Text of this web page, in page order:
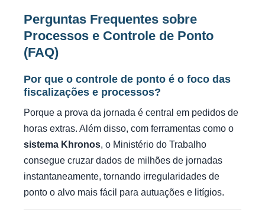
Perguntas Frequentes sobre
Processos e Controle de Ponto
(FAQ)
Por que o controle de ponto é o foco das
fiscalizações e processos?
Porque a prova da jornada é central em pedidos de
horas extras. Além disso, com ferramentas como o
sistema Khronos, o Ministério do Trabalho
consegue cruzar dados de milhões de jornadas
instantaneamente, tornando irregularidades de
ponto o alvo mais fácil para autuações e litígios.